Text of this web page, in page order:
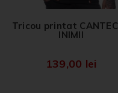
Tricou printat
INIMII
139,00 lei